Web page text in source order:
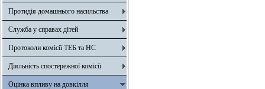
Протидія домашнього насильства
Служба у справах дітей
Протоколи комісії ТЕБ та НС
Діяльність спостережної комісії
Оцінка впливу на довкілля